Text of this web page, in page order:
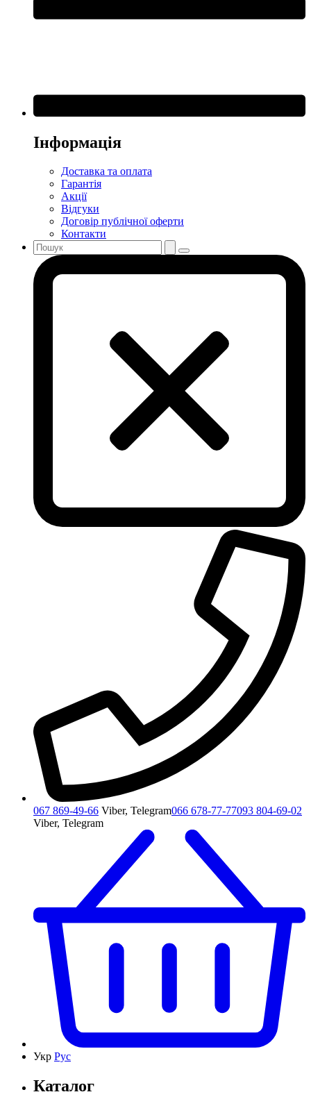
Інформація
Доставка та оплата
Гарантія
Акції
Відгуки
Договір публічної оферти
Контакти
067 869-49-66 Viber, Telegram066 678-77-77093 804-69-02
Viber, Telegram
Укр Рус
Каталог